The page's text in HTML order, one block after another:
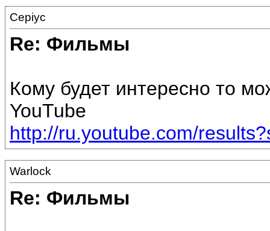
Cepiyc
Re: Фильмы
Кому будет интересно то
YouTube
http://ru.youtube.com/
Warlock
Re: Фильмы